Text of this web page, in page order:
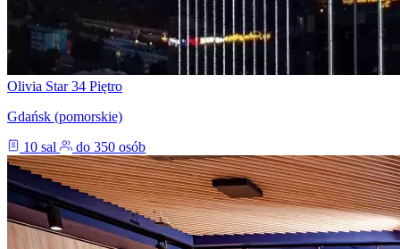
Olivia Star 34 Piętro
Gdańsk (pomorskie)
10 sal
do 350 osób